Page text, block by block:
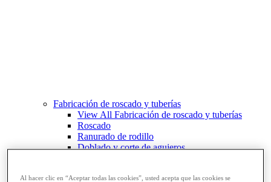
Fabricación de roscado y tuberías
View All Fabricación de roscado y tuberías
Roscado
Ranurado de rodillo
Doblado y corte de agujeros
Al hacer clic en “Aceptar todas las cookies”, usted acepta que las cookies se